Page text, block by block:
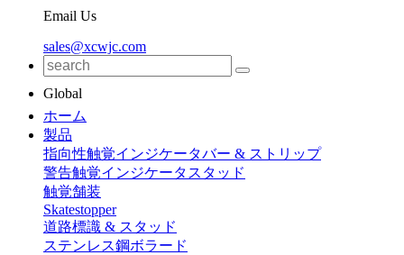
Email Us
sales@xcwjc.com
Global
ホーム
製品
指向性触覚インジケータバー & ストリップ
警告触覚インジケータスタッド
触覚舗装
Skatestopper
道路標識 & スタッド
ステンレス鋼ボラード